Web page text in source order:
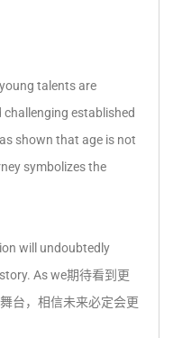
talents are
established
shown that age is not
symbolizes the
will undoubtedly
As we期待看到更
台，相信未来必定会更